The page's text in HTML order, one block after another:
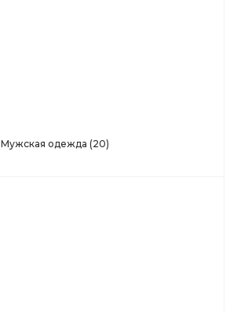
Мужская одежда (20)